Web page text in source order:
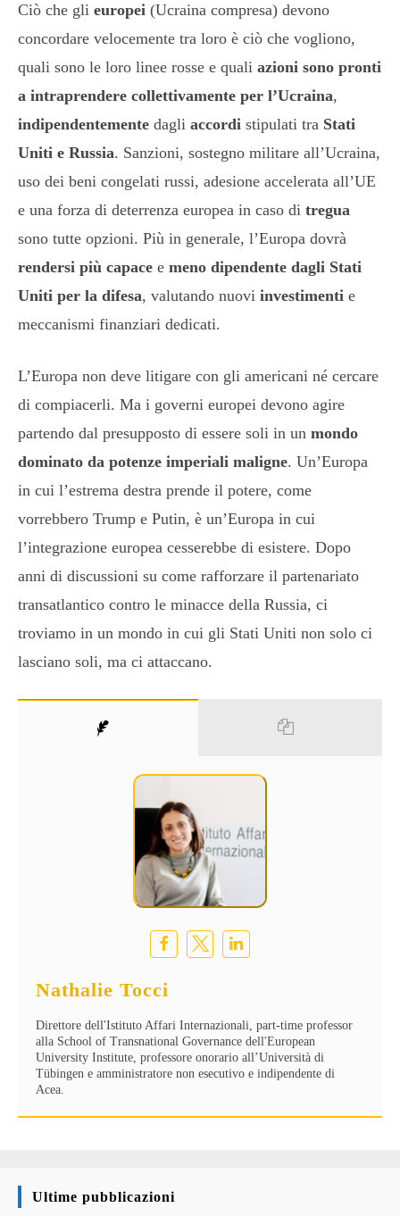
Ciò che gli europei (Ucraina compresa) devono
concordare velocemente tra loro è ciò che vogliono,
quali sono le loro linee rosse e quali azioni sono pronti
a intraprendere collettivamente per l’Ucraina,
indipendentemente dagli accordi stipulati tra Stati
Uniti e Russia. Sanzioni, sostegno militare all’Ucraina,
uso dei beni congelati russi, adesione accelerata all’UE
e una forza di deterrenza europea in caso di tregua
sono tutte opzioni. Più in generale, l’Europa dovrà
rendersi più capace e meno dipendente dagli Stati
Uniti per la difesa, valutando nuovi investimenti e
meccanismi finanziari dedicati.
L’Europa non deve litigare con gli americani né cercare
di compiacerli. Ma i governi europei devono agire
partendo dal presupposto di essere soli in un mondo
dominato da potenze imperiali maligne. Un’Europa
in cui l’estrema destra prende il potere, come
vorrebbero Trump e Putin, è un’Europa in cui
l’integrazione europea cesserebbe di esistere. Dopo
anni di discussioni su come rafforzare il partenariato
transatlantico contro le minacce della Russia, ci
troviamo in un mondo in cui gli Stati Uniti non solo ci
lasciano soli, ma ci attaccano.
Nathalie Tocci
Direttore dell'Istituto Affari Internazionali, part-time professor
alla School of Transnational Governance dell'European
University Institute, professore onorario all’Università di
Tübingen e amministratore non esecutivo e indipendente di
Acea.
Ultime pubblicazioni